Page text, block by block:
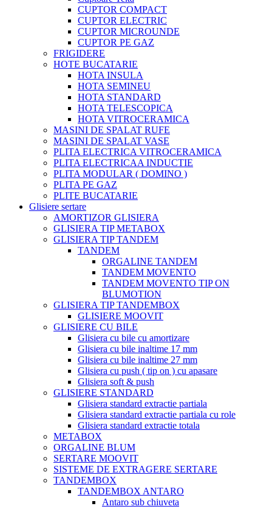
CUPTOR COMPACT
CUPTOR ELECTRIC
CUPTOR MICROUNDE
CUPTOR PE GAZ
FRIGIDERE
HOTE BUCATARIE
HOTA INSULA
HOTA SEMINEU
HOTA STANDARD
HOTA TELESCOPICA
HOTA VITROCERAMICA
MASINI DE SPALAT RUFE
MASINI DE SPALAT VASE
PLITA ELECTRICA VITROCERAMICA
PLITA ELECTRICAA INDUCTIE
PLITA MODULAR ( DOMINO )
PLITA PE GAZ
PLITE BUCATARIE
Glisiere sertare
AMORTIZOR GLISIERA
GLISIERA TIP METABOX
GLISIERA TIP TANDEM
TANDEM
ORGALINE TANDEM
TANDEM MOVENTO
TANDEM MOVENTO TIP ON
BLUMOTION
GLISIERA TIP TANDEMBOX
GLISIERE MOOVIT
GLISIERE CU BILE
Glisiera cu bile cu amortizare
Glisiera cu bile inaltime 17 mm
Glisiera cu bile inaltime 27 mm
Glisiera cu push ( tip on ) cu apasare
Glisiera soft & push
GLISIERE STANDARD
Glisiera standard extractie partiala
Glisiera standard extractie partiala cu role
Glisiera standard extractie totala
METABOX
ORGALINE BLUM
SERTARE MOOVIT
SISTEME DE EXTRAGERE SERTARE
TANDEMBOX
TANDEMBOX ANTARO
Antaro sub chiuveta